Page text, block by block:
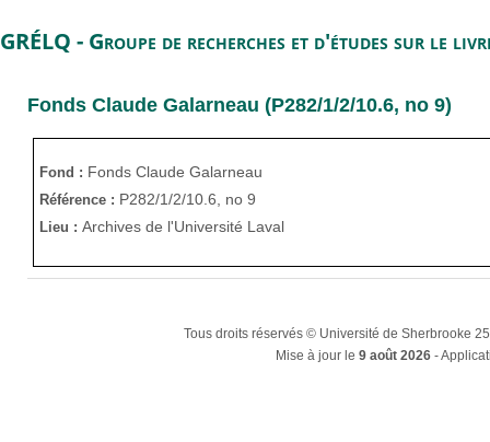
GRÉLQ - Groupe de recherches et d'études sur le
Fonds Claude Galarneau (P282/1/2/10.6, no 9)
Fond : Fonds Claude Galarneau
Référence : P282/1/2/10.6, no 9
Lieu : Archives de l'Université Laval
Tous droits réservés © Université de Sherbrooke
Mise à jour le 9 août 2026 -